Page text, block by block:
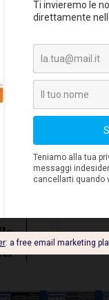
partner è
o 5 stelle
commenti